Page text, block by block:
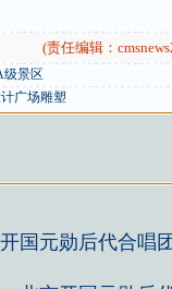
(责任编辑：
级景区
广场雕塑
国元勋后代合唱